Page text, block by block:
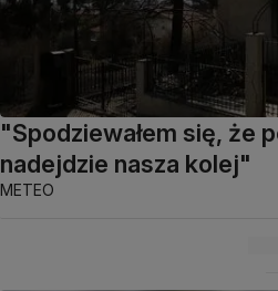
"Spodziewałem się, że
nadejdzie nasza kolej"
METEO